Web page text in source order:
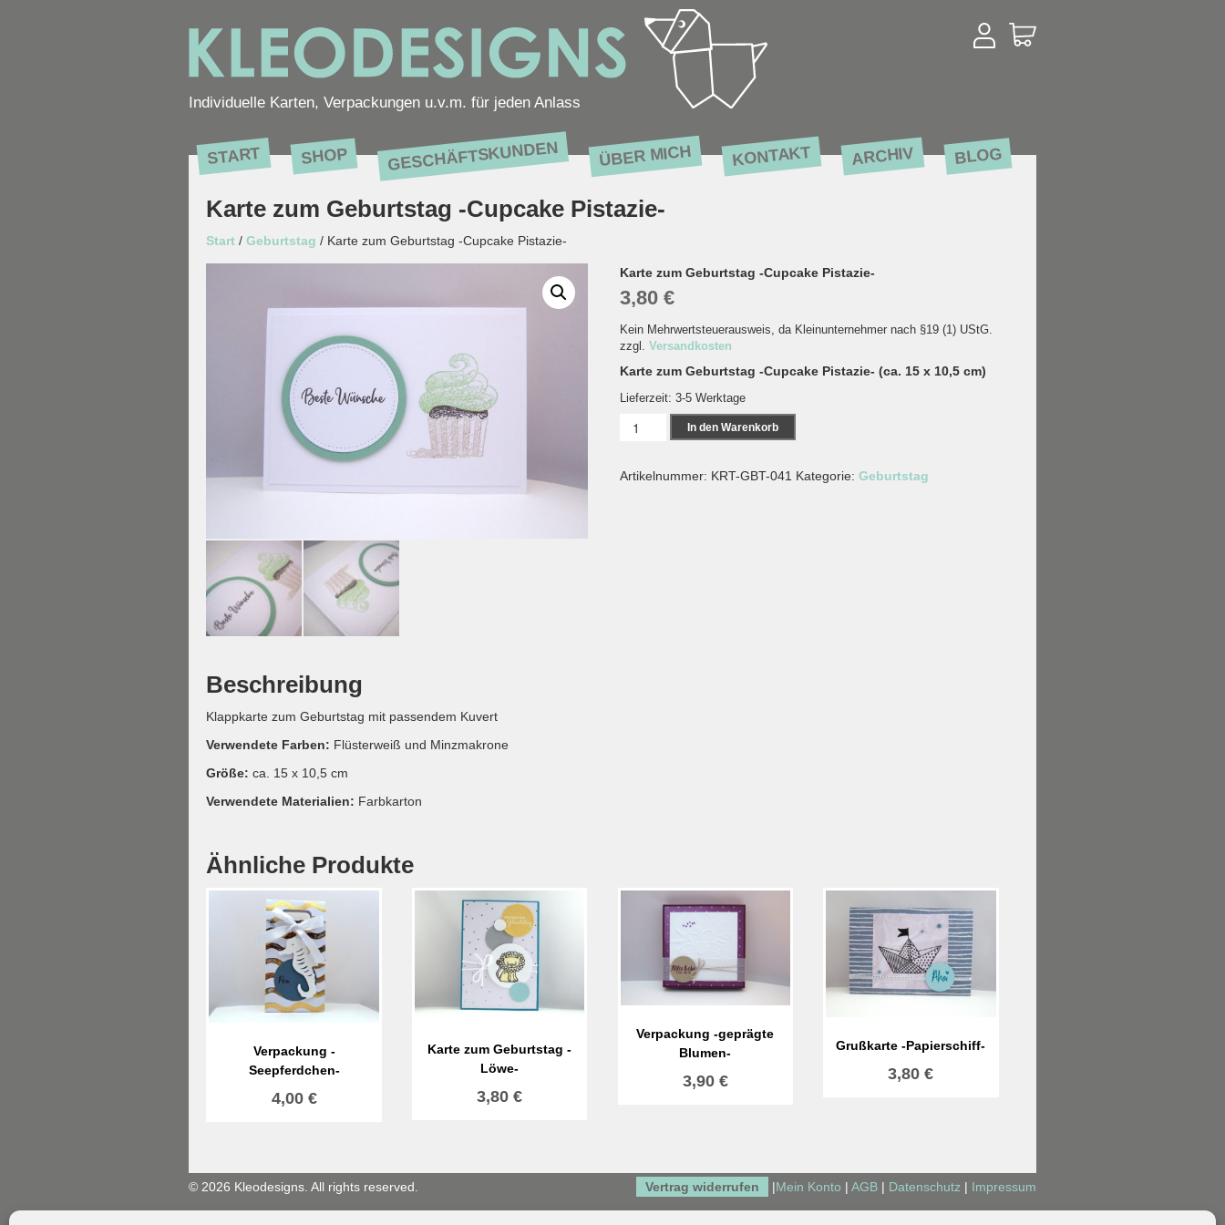
Individuelle Karten, Verpackungen u.v.m. für jeden Anlass
START SHOP GESCHÄFTSKUNDEN ÜBER MICH KONTAKT ARCHIV BLOG
Karte zum Geburtstag -Cupcake Pistazie-
Start /Geburtstag / Karte zum Geburtstag -Cupcake Pistazie-
Karte zum Geburtstag -Cupcake Pistazie-
3,80€
Kein Mehrwertsteuerausweis, da Kleinunternehmer nach §19 (1) UStG.
zzgl.Versandkosten
Karte zum Geburtstag -Cupcake Pistazie- (ca. 15 x 10,5 cm)
Lieferzeit:3-5 Werktage
Karte
-
In den Warenkorb
Artikelnummer: KRT-GBT-041 Kategorie:Geburtstag
Beschreibung
Klappkarte zum Geburtstag mit passendem Kuvert
Verwendete Farben: Flüsterweiß und Minzmakrone
Größe: ca. 15 x 10,5 cm
Verwendete Materialien: Farbkarton
Ähnliche Produkte
Verpackung -
Seepferdchen-
4,00 €
Karte zum Geburtstag -
Löwe-
3,80€
Verpackung -geprägte
Blumen-
3,90 €
Grußkarte -Papierschiff-
3,80€
© 2026 Kleodesigns. All rights reserved. Vertrag widerrufen |Mein Konto | AGB | Datenschutz | Impressum